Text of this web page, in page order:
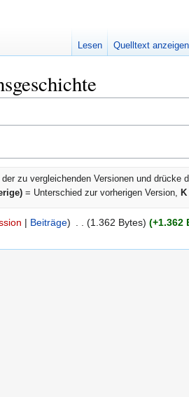
zu vergleichenden Versionen und drücke
= Unterschied zur vorherigen Version, K
Beiträge 1.362 Bytes +1.362
Lesen Quelltext anzeigen